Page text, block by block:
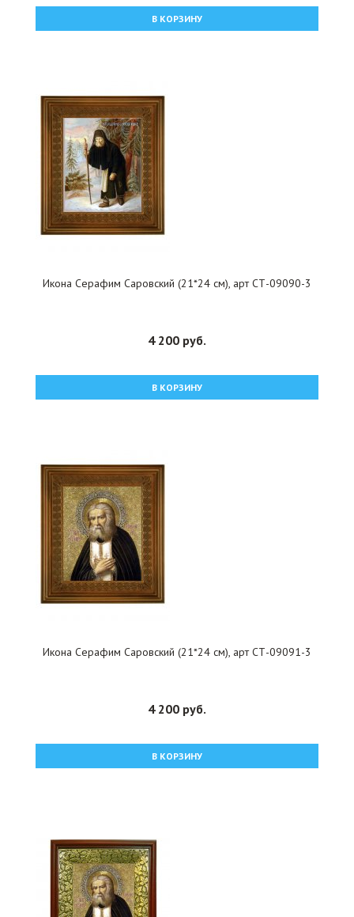
В КОРЗИНУ
Икона Серафим Саровский (21*24 см), арт СТ-09090-3
4 200 руб.
В КОРЗИНУ
Икона Серафим Саровский (21*24 см), арт СТ-09091-3
4 200 руб.
В КОРЗИНУ